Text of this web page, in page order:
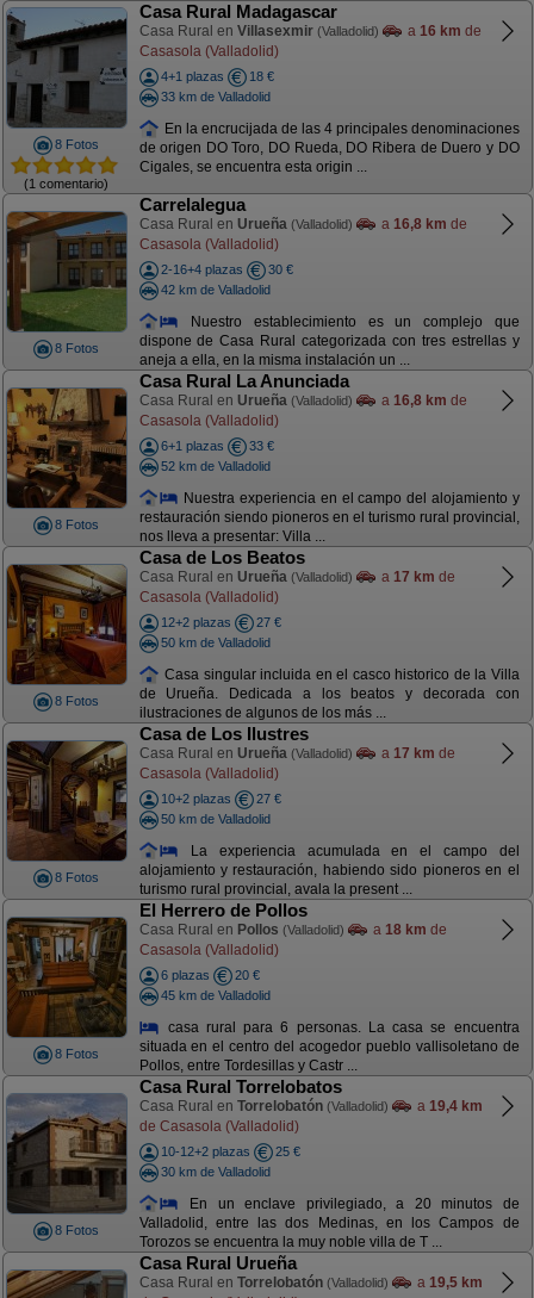
8 Fotos
(1 comentario)
Casa Rural Madagascar
Casa Rural en Villasexmir (Valladolid) a 16 km de
Casasola (Valladolid)
4+1 plazas
18 €
33 km de Valladolid
En la encrucijada de las 4 principales denominaciones
de origen DO Toro, DO Rueda, DO Ribera de Duero y DO
Cigales, se encuentra esta origin ...
8 Fotos
Carrelalegua
Casa Rural en Urueña (Valladolid) a 16,8 km de
Casasola (Valladolid)
2-16+4 plazas
30 €
42 km de Valladolid
Nuestro establecimiento es un complejo que
dispone de Casa Rural categorizada con tres estrellas y
aneja a ella, en la misma instalación un ...
8 Fotos
Casa Rural La Anunciada
Casa Rural en Urueña (Valladolid) a 16,8 km de
Casasola (Valladolid)
6+1 plazas
33 €
52 km de Valladolid
Nuestra experiencia en el campo del alojamiento y
restauración siendo pioneros en el turismo rural provincial,
nos lleva a presentar: Villa ...
8 Fotos
Casa de Los Beatos
Casa Rural en Urueña (Valladolid) a 17 km de
Casasola (Valladolid)
12+2 plazas
27 €
50 km de Valladolid
Casa singular incluida en el casco historico de la Villa
de Urueña. Dedicada a los beatos y decorada con
ilustraciones de algunos de los más ...
8 Fotos
Casa de Los Ilustres
Casa Rural en Urueña (Valladolid) a 17 km de
Casasola (Valladolid)
10+2 plazas
27 €
50 km de Valladolid
La experiencia acumulada en el campo del
alojamiento y restauración, habiendo sido pioneros en el
turismo rural provincial, avala la present ...
8 Fotos
El Herrero de Pollos
Casa Rural en Pollos (Valladolid) a 18 km de
Casasola (Valladolid)
6 plazas
20 €
45 km de Valladolid
casa rural para 6 personas. La casa se encuentra
situada en el centro del acogedor pueblo vallisoletano de
Pollos, entre Tordesillas y Castr ...
8 Fotos
Casa Rural Torrelobatos
Casa Rural en Torrelobatón (Valladolid) a 19,4 km
de Casasola (Valladolid)
10-12+2 plazas
25 €
30 km de Valladolid
En un enclave privilegiado, a 20 minutos de
Valladolid, entre las dos Medinas, en los Campos de
Torozos se encuentra la muy noble villa de T ...
Casa Rural Urueña
Casa Rural en Torrelobatón (Valladolid) a 19,5 km